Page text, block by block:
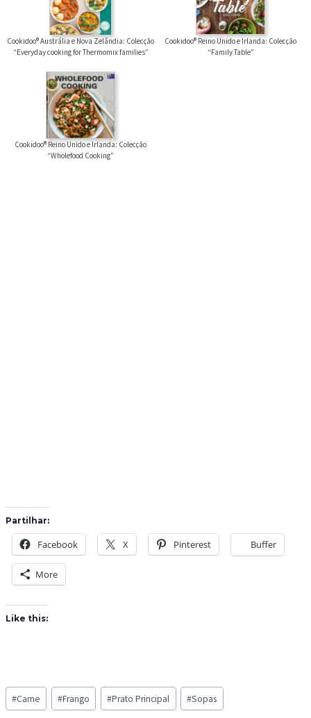
Cookidoo® Austrália e Nova Zelândia: Colecção
“Everyday cooking for Thermomix families”
Cookidoo® Reino Unido e Irlanda: Colecção
“Family Table”
Cookidoo® Reino Unido e Irlanda: Colecção
“Wholefood Cooking”
Partilhar:
Facebook X Pinterest Buffer
More
Like this:
Post
Tags:
#Carne #Frango #Prato Principal #Sopas